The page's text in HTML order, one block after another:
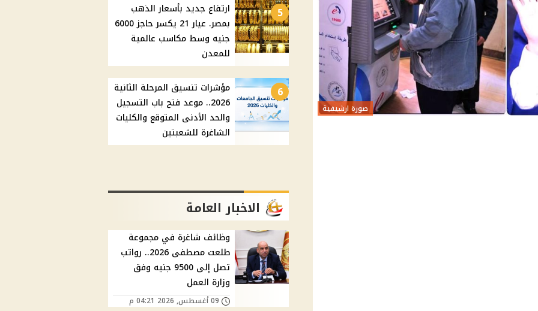
صورة ارشيفية
5
ارتفاع جديد بأسعار الذهب
بمصر. عيار 21 يكسر حاجز 6000
جنيه وسط مكاسب عالمية
للمعدن
6
مؤشرات تنسيق المرحلة الثانية
2026.. موعد فتح باب التسجيل
والحد الأدنى المتوقع والكليات
الشاغرة للشعبتين
الاخبار العامة
وظائف شاغرة في مجموعة
طلعت مصطفى 2026.. رواتب
تصل إلى 9500 جنيه وفق
وزارة العمل
09 أغسطس, 2026 04:21 م